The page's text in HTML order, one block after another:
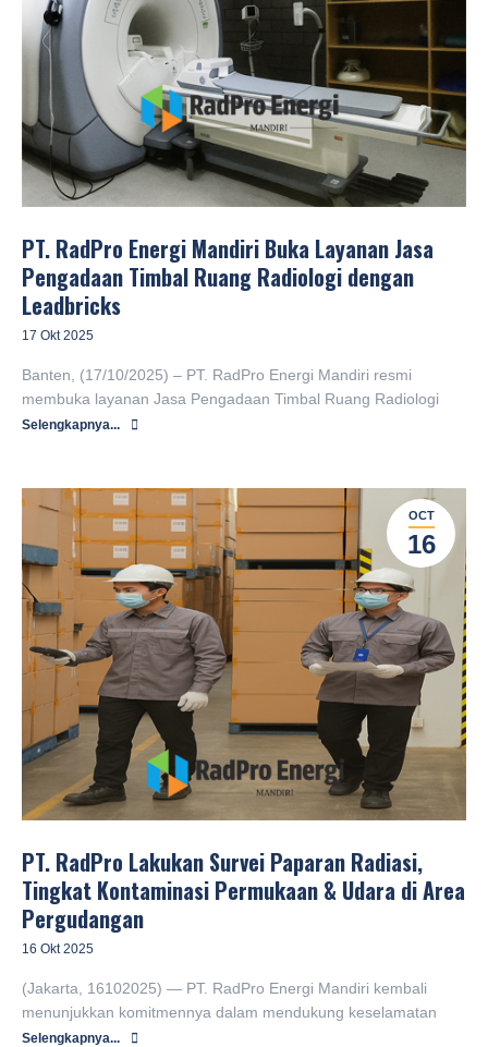
PT. RadPro Energi Mandiri Buka Layanan Jasa
Pengadaan Timbal Ruang Radiologi dengan
Leadbricks
17 Okt 2025
Banten, (17/10/2025) – PT. RadPro Energi Mandiri resmi
membuka layanan Jasa Pengadaan Timbal Ruang Radiologi
Selengkapnya...
OCT
16
PT. RadPro Lakukan Survei Paparan Radiasi,
Tingkat Kontaminasi Permukaan & Udara di Area
Pergudangan
16 Okt 2025
(Jakarta, 16102025) — PT. RadPro Energi Mandiri kembali
menunjukkan komitmennya dalam mendukung keselamatan
Selengkapnya...